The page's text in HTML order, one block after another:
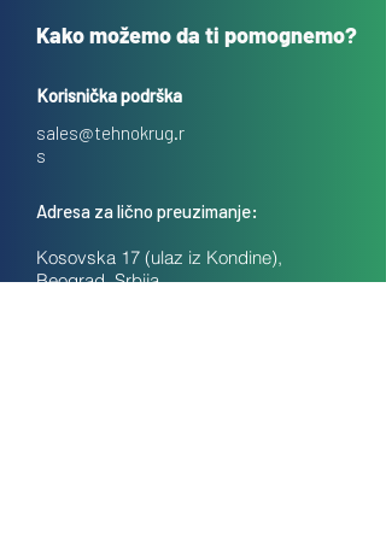
Kako možemo da ti pomognemo?
Korisnička podrška
sales@tehnokrug.r
s
Adresa za lično preuzimanje:
Kosovska 17 (ulaz iz Kondine),
Beograd, Srbija